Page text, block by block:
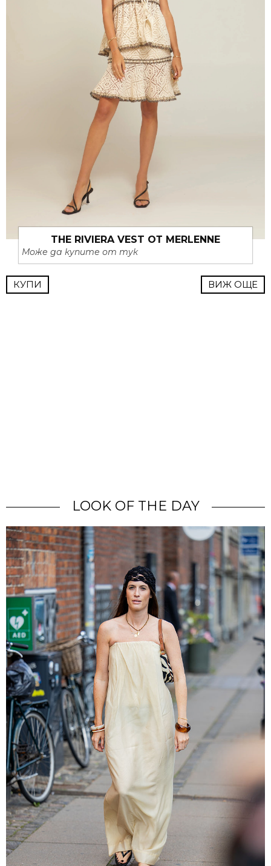
THE RIVIERA VEST ОТ MERLENNE
Може да купите от тук
КУПИ ВИЖ ОЩЕ
LOOK OF THE DAY